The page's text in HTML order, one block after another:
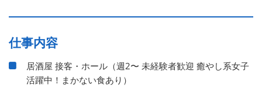
仕事内容
居酒屋 接客・ホール（週2〜 未経験者歓迎 癒やし系女子
活躍中！まかない食あり）